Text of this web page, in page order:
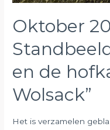
Oktober
en de
Wolsack”
Het is verzamelen